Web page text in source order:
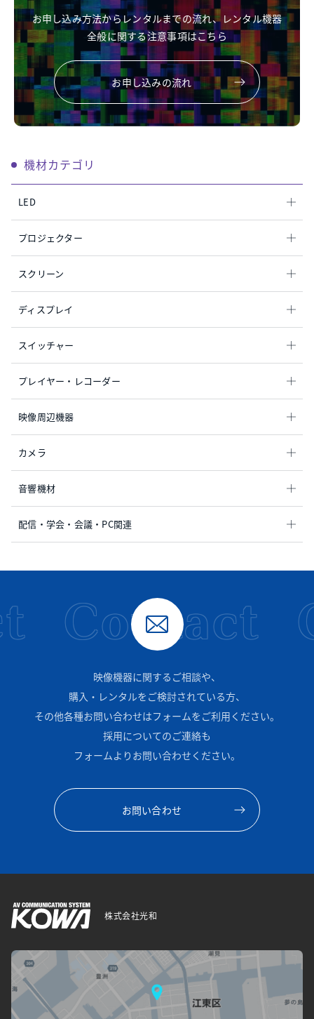
機材カテゴリ
LED
プロジェクター
スクリーン
ディスプレイ
スイッチャー
プレイヤー・レコーダー
映像周辺機器
カメラ
音響機材
配信・学会・会議・PC関連
お申し込み方法からレンタルまでの流れ、レンタル機器
全般に関する注意事項はこちら
お申し込みの流れ
Contact
映像機器に関するご相談や、
購入・レンタルをご検討されている方、
その他各種お問い合わせはフォームをご利用ください。
採用についてのご連絡も
フォームよりお問い合わせください。
お問い合わせ
株式会社光和